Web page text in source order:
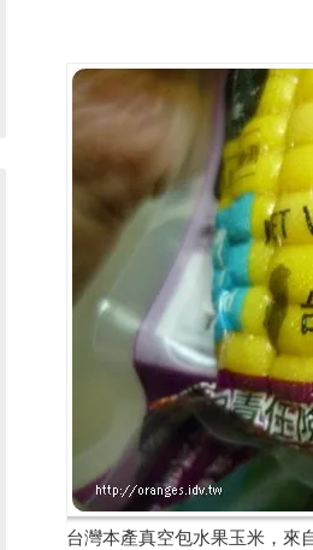
台灣本產真空包水果玉米，來